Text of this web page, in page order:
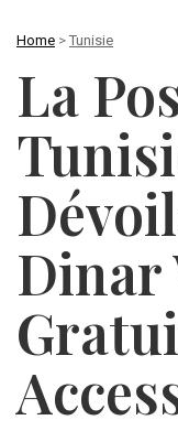
Home > Tunisie
La
Dinar